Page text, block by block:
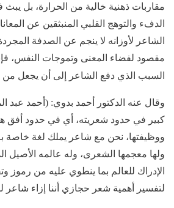
مقاربات ذهنية خالية من الحرارة، بل يبث
الدفء والتوهج القلبي المنبثقين عن
الشاعر لأوزانه لا ينجم عن الصدفة
مقصود لفضاء المعنى وتموجات النفس،
السبب الذي دفع الشاعر إلى أن يجعل من
وقال عنه الدكتور أحمد بدوي: (أحمد
كبير في حدود شعريته، أي في حدود أفق
ووظيفتها، نحن مع شاعر يملك لغة خاصة به
ولها معجمها الشعرى، وله عالمه الأصيل
الإدراك للعالم بما ينطوي عليه من
لتفسير أهمية شعر حجازي أننا إزاء شاعر